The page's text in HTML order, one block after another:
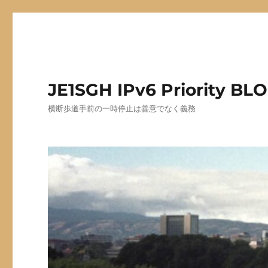
JE1SGH IPv6 Priority
横断歩道手前の一時停止は善意でなく義務